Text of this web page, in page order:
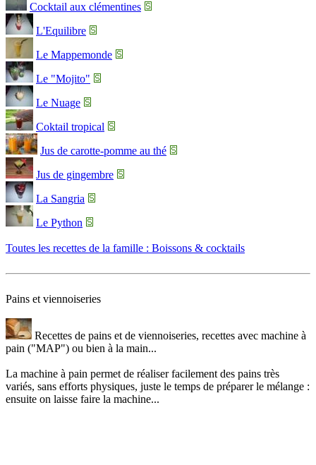
Cocktail aux clémentines
L'Equilibre
Le Mappemonde
Le "Mojito"
Le Nuage
Coktail tropical
Jus de carotte-pomme au thé
Jus de gingembre
La Sangria
Le Python
Toutes les recettes de la famille : Boissons & cocktails
Pains et viennoiseries
Recettes de pains et de viennoiseries, recettes avec machine à
pain ("MAP") ou bien à la main...
La machine à pain permet de réaliser facilement des pains très
variés, sans efforts physiques, juste le temps de préparer le mélange :
ensuite on laisse faire la machine...